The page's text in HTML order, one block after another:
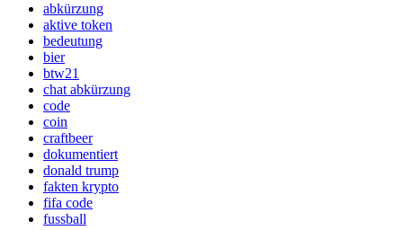
abkürzung
aktive token
bedeutung
bier
btw21
chat abkürzung
code
coin
craftbeer
dokumentiert
donald trump
fakten krypto
fifa code
fussball